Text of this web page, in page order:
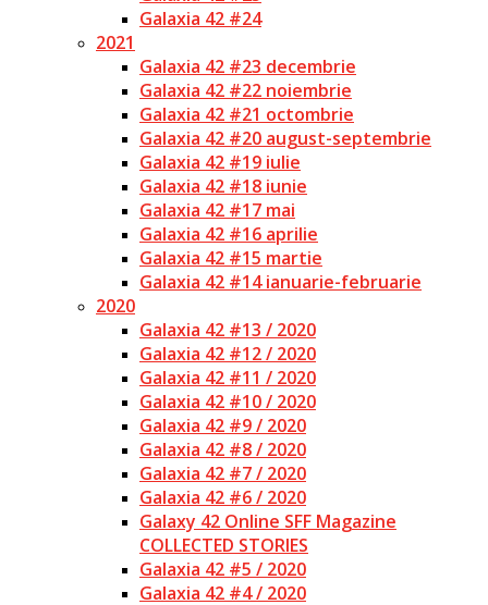
Galaxia 42 #24
2021
Galaxia 42 #23 decembrie
Galaxia 42 #22 noiembrie
Galaxia 42 #21 octombrie
Galaxia 42 #20 august-septembrie
Galaxia 42 #19 iulie
Galaxia 42 #18 iunie
Galaxia 42 #17 mai
Galaxia 42 #16 aprilie
Galaxia 42 #15 martie
Galaxia 42 #14 ianuarie-februarie
2020
Galaxia 42 #13 / 2020
Galaxia 42 #12 / 2020
Galaxia 42 #11 / 2020
Galaxia 42 #10 / 2020
Galaxia 42 #9 / 2020
Galaxia 42 #8 / 2020
Galaxia 42 #7 / 2020
Galaxia 42 #6 / 2020
Galaxy 42 Online SFF Magazine
COLLECTED STORIES
Galaxia 42 #5 / 2020
Galaxia 42 #4 / 2020